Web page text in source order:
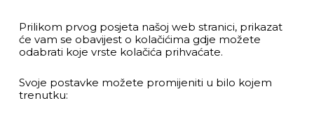
Prilikom prvog posjeta našoj web stranici, prikazat
će vam se obavijest o kolačićima gdje možete
odabrati koje vrste kolačića prihvaćate.
Svoje postavke možete promijeniti u bilo kojem
trenutku: